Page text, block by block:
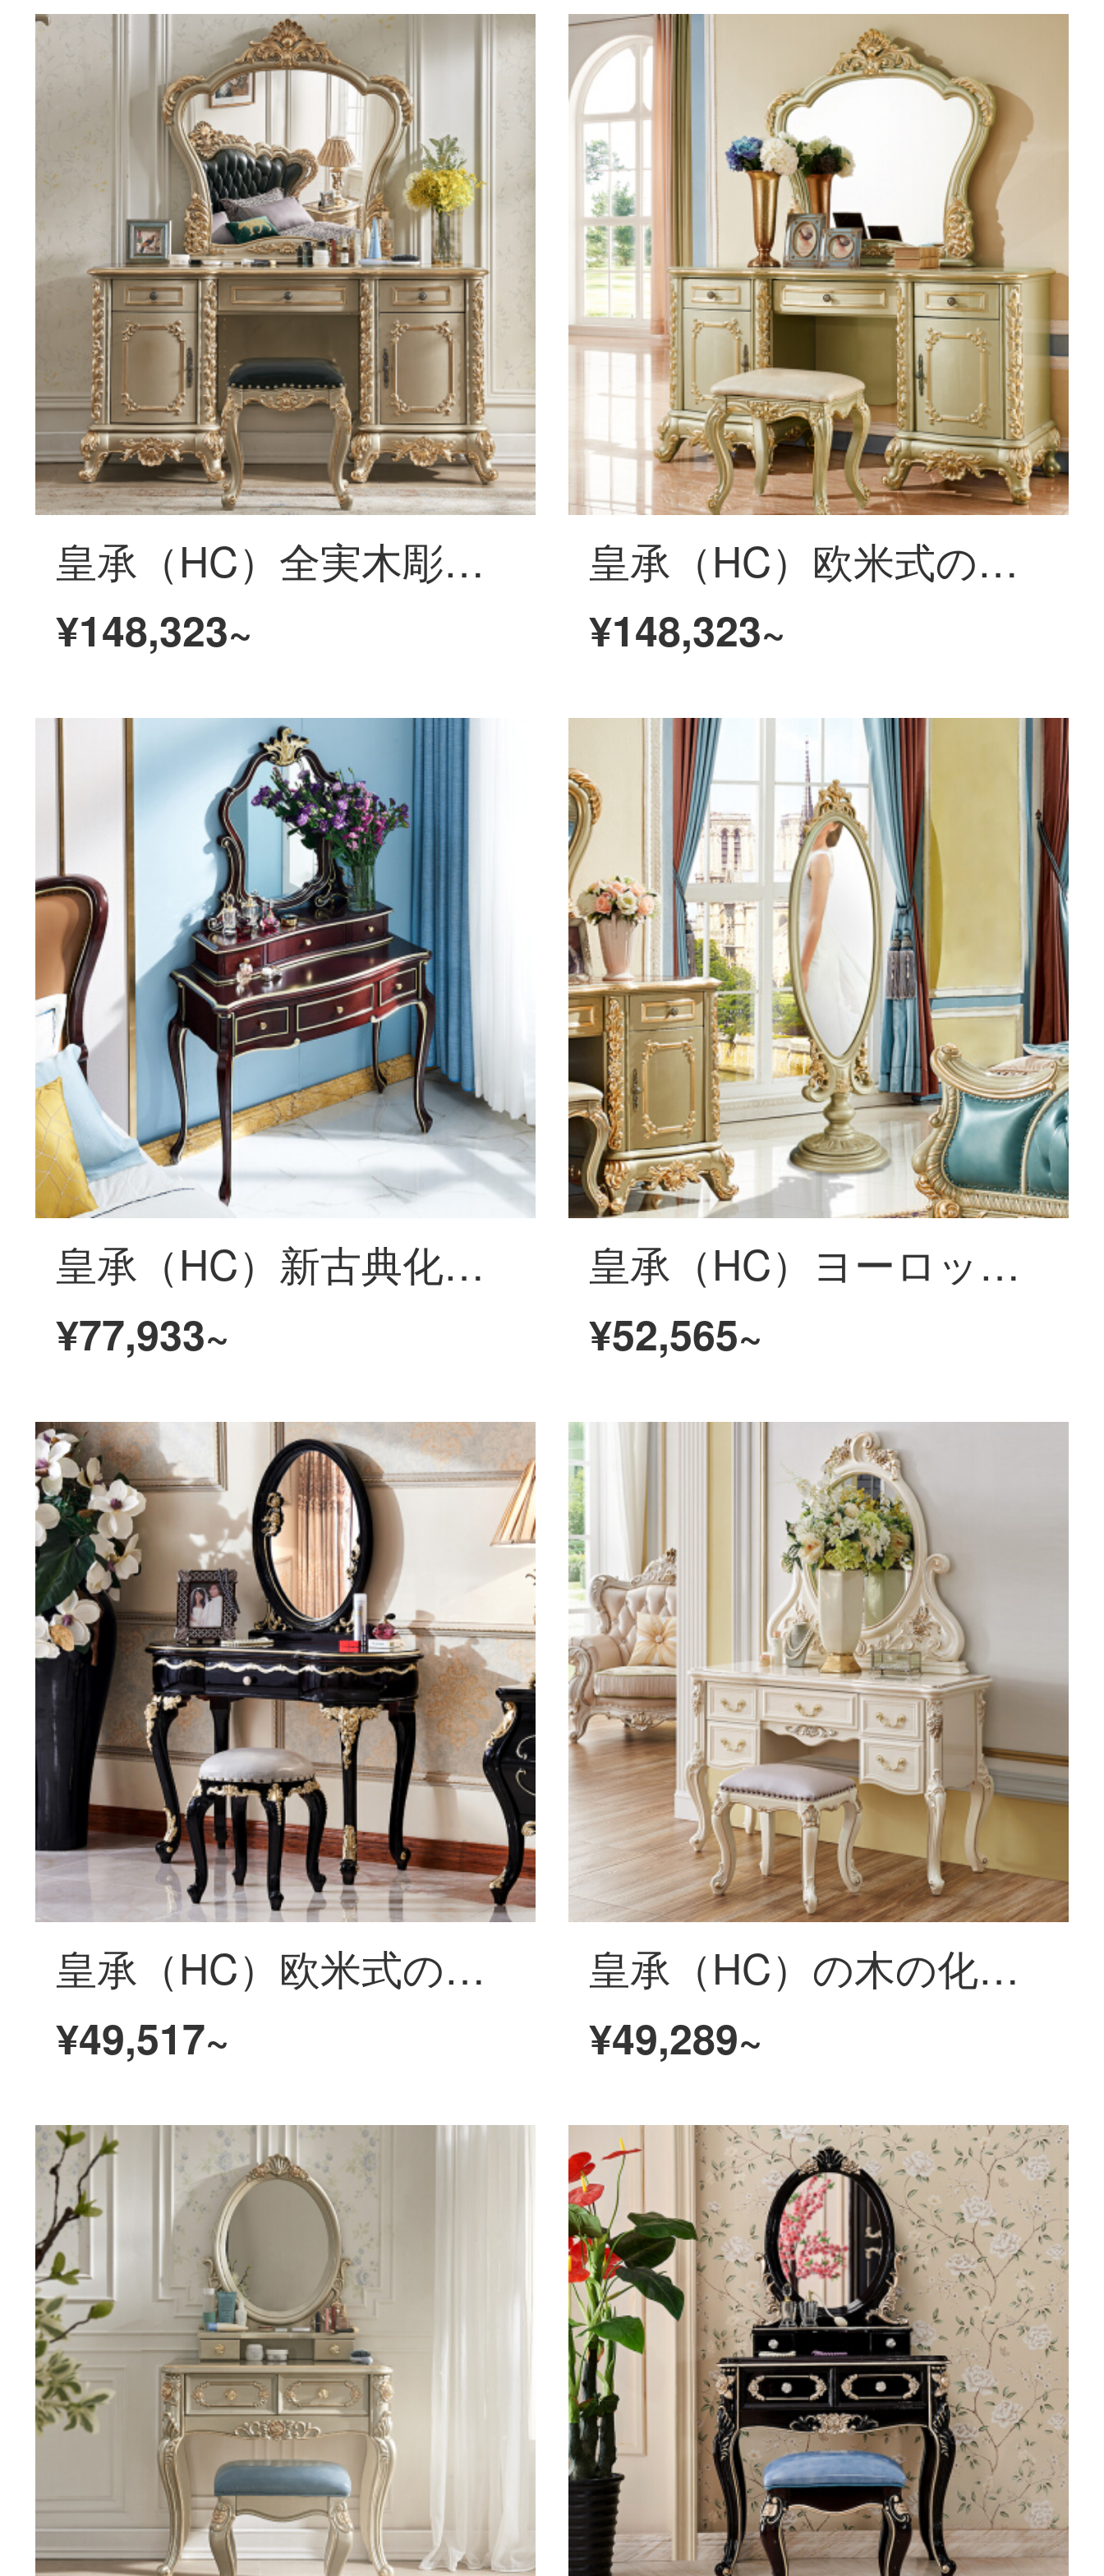
皇承（HC）全実木彫刻の花に金箔ドレッサーを貼って、寝室の家具に鏡859の実木彫刻化粧台【金箔1.5 mを貼る】
¥148,323~
皇承（HC）欧米式の木の化粧台の寝室多機能化粧台は簡単に鏡を持ちます。【フィレンツェシリーズ】金箔の化粧台を貼り、化粧台に1.5 Mを付けます。
¥148,323~
皇承（HC）新古典化粧台実木引出し式化粧台寝室家具T 9軽・豪華シリーズ木製の化粧台化粧鏡【化粧鏡が動く】
¥77,933~
皇承（HC）ヨーロッパ式の姿見着地全身鏡化粧鏡は高さ1.3メートルの大きな鏡を移動できます。【フィレンツェシリーズ】金箔の創意的な姿見1.86 Hを貼ります。
¥52,565~
皇承（HC）欧米式の化粧台の木の化粧台の寝室の家具の化粧台の椅子の組み合わせのアメリカ式の化粧台の303の化粧台の欧米式の軽さの豪華さ/創意的な黒の古典の描く金の化粧台は耐摩耗性の皮の小さい腰掛けを送ります。
¥49,517~
皇承（HC）の木の化粧台の欧風の化粧台の寝室の家具の化粧台は鏡の8609の木の化粧台を配合します。
¥49,289~